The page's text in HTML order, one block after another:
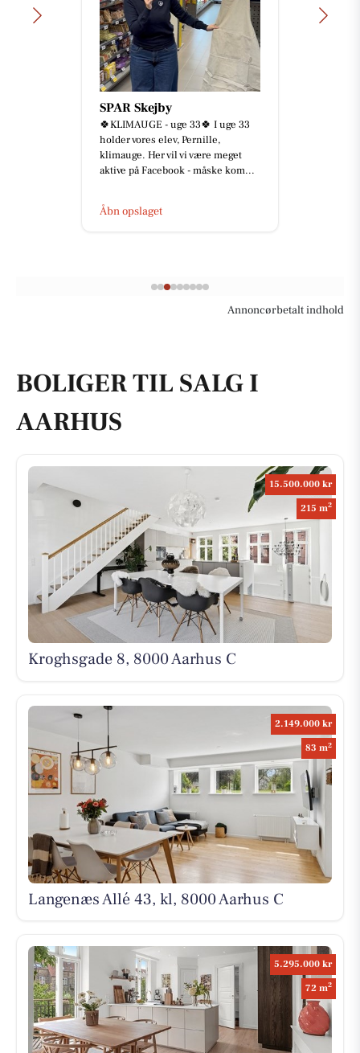
SPAR Skejby
🍀KLIMAUGE - uge 33🍀 I uge 33
holder vores elev, Pernille,
klimauge. Her vil vi være meget
aktive på Facebook - måske kom...
Åbn opslaget
Annoncørbetalt indhold
BOLIGER TIL SALG I
AARHUS
15.500.000 kr
215 m2
Kroghsgade 8, 8000 Aarhus C
2.149.000 kr
83 m2
Langenæs Allé 43, kl, 8000 Aarhus C
5.295.000 kr
72 m2